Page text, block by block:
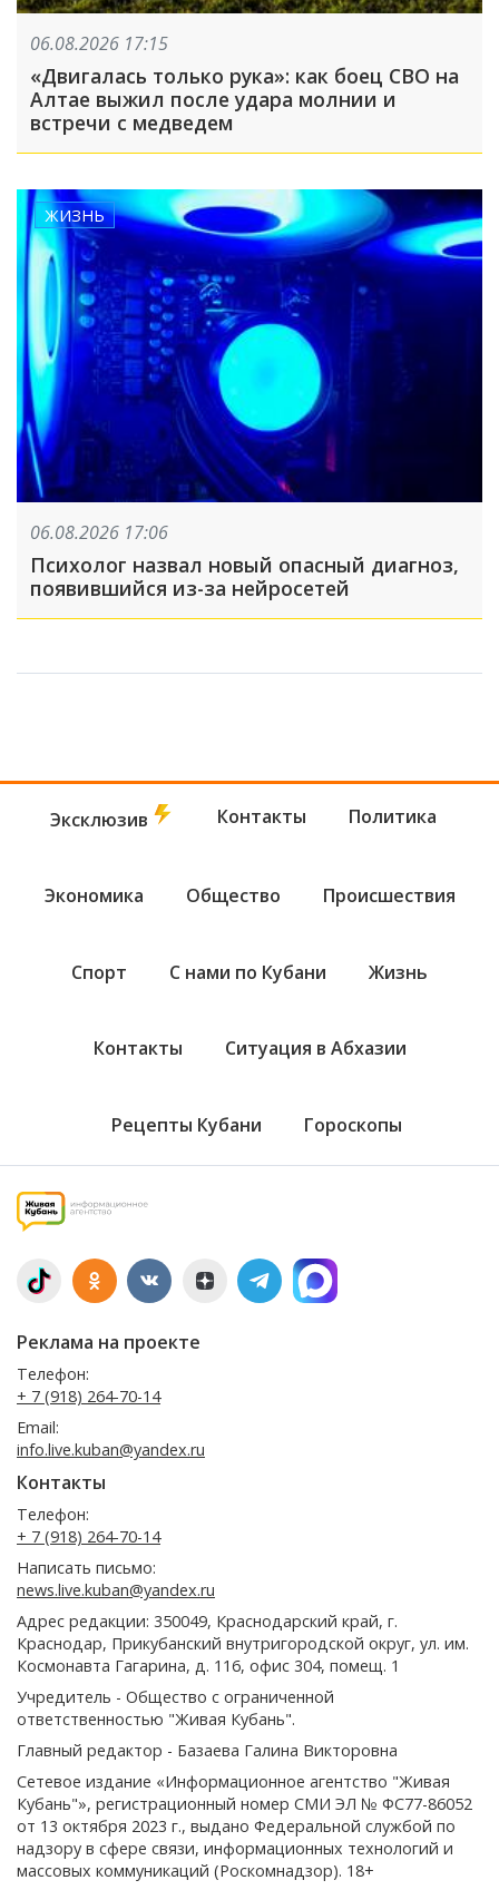
06.08.2026 17:15
«Двигалась только рука»: как боец СВО на
Алтае выжил после удара молнии и
встречи с медведем
ЖИЗНЬ
06.08.2026 17:06
Психолог назвал новый опасный диагноз,
появившийся из-за нейросетей
Эксклюзив Контакты Политика
Экономика Общество Происшествия
Спорт С нами по Кубани Жизнь
Контакты Ситуация в Абхазии
Рецепты Кубани Гороскопы
Реклама на проекте
Телефон:
+ 7 (918) 264-70-14
Email:
info.live.kuban@yandex.ru
Контакты
Телефон:
+ 7 (918) 264-70-14
Написать письмо:
news.live.kuban@yandex.ru
Адрес редакции: 350049, Краснодарский край, г.
Краснодар, Прикубанский внутригородской округ, ул. им.
Космонавта Гагарина, д. 116, офис 304, помещ. 1
Учредитель - Общество с ограниченной
ответственностью "Живая Кубань".
Главный редактор - Базаева Галина Викторовна
Сетевое издание «Информационное агентство "Живая
Кубань"», регистрационный номер СМИ ЭЛ № ФС77-86052
от 13 октября 2023 г., выдано Федеральной службой по
надзору в сфере связи, информационных технологий и
массовых коммуникаций (Роскомнадзор). 18+